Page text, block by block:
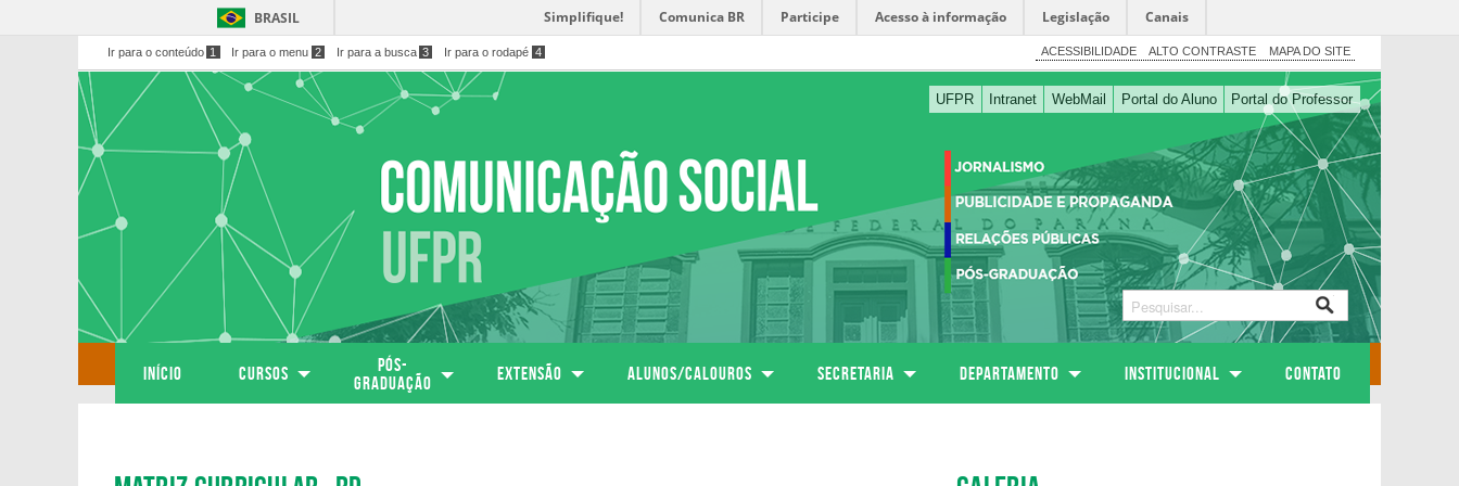
BRASIL Simplifique! Comunica BR Participe Acesso à informação Legislação Canais
Ir para o conteúdo 1 Ir para o menu 2 Ir para a busca 3 Ir para o rodapé 4 ACESSIBILIDADE ALTO CONTRASTE MAPA DO SITE
UFPR Intranet WebMail Portal do Aluno Portal do Professor
Início Cursos
PÓS-
GRADUAÇÃO
Extensão Alunos/calouros SECRETARIA DEPARTAMENTO Institucional Contato